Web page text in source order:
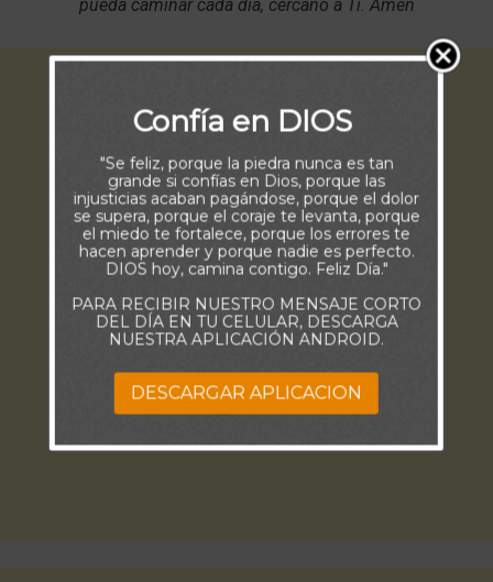
pueda caminar cada día, cercano a Tí. Amén
Confía en DIOS
"Se feliz, porque la piedra nunca es tan
grande si confías en Dios, porque las
injusticias acaban pagándose, porque el dolor
se supera, porque el coraje te levanta, porque
el miedo te fortalece, porque los errores te
hacen aprender y porque nadie es perfecto.
DIOS hoy, camina contigo. Feliz Día."
PARA RECIBIR NUESTRO MENSAJE CORTO
DEL DÍA EN TU CELULAR, DESCARGA
NUESTRA APLICACIÓN ANDROID.
DESCARGAR APLICACION